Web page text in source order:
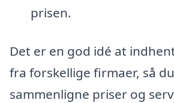
prisen.
Det er en god idé at
fra forskellige firmaer, så
sammenligne priser og